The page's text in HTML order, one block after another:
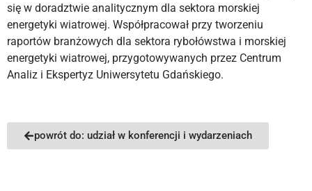
się w doradztwie analitycznym dla sektora morskiej
energetyki wiatrowej. Współpracował przy tworzeniu
raportów branżowych dla sektora rybołówstwa i morskiej
energetyki wiatrowej, przygotowywanych przez Centrum
Analiz i Ekspertyz Uniwersytetu Gdańskiego.
powrót do: udział w konferencji i wydarzeniach